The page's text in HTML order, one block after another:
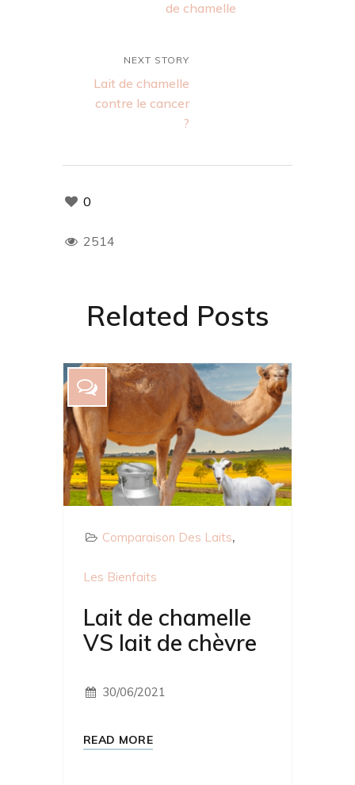
de chamelle
NEXT STORY
Lait de chamelle
contre le cancer
?
0
2514
Related Posts
Comparaison Des Laits
Les Bienfaits
Lait de chamelle
VS lait de chèvre
30/06/2021
READ MORE